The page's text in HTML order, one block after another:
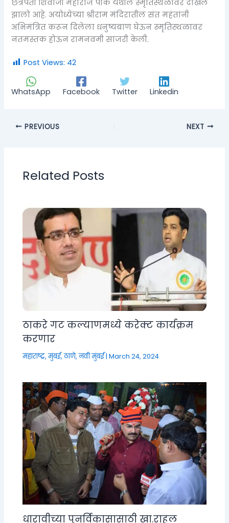
छत्रपती शिवाजी महाराज पार्क येथील स्मृतिस्थळावर दाखल
झालो आहे. अयोध्येच्या श्रीराम मंदिरातील संत महंतांनी
अभिमंत्रित करून दिलेला धनुष्यबाण घेऊन स्मृतिस्थळावर
नतमस्तक होऊन रामनवमी साजरी केली.
Post Views: 42
WhatsApp Facebook Twitter Linkedin
PREVIOUS NEXT
Related Posts
ठाकरे गट कल्याणमध्ये करेक्ट कार्यक्रम
करणार
महाराष्ट्र,मुंबई, ठाणे, नवी मुंबई|March 24, 2024
धारावीच्या पुनर्विकासासाठी खा.राहुल